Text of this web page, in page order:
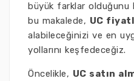
büyük farklar
bu makalede, UC
alabileceğinizi ve en
yollarını keşfedeceğiz.
Öncelikle, UC satın